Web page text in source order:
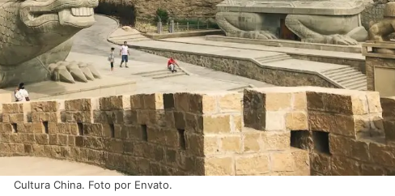
Cultura China. Foto por Envato.